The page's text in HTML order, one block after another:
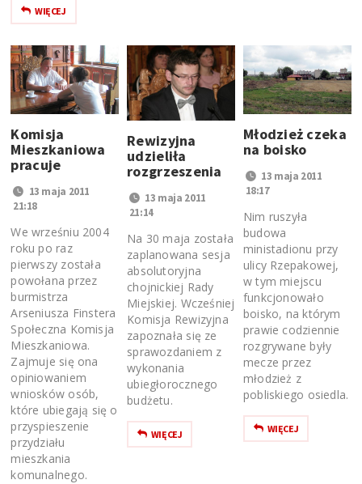
WIĘCEJ
Komisja
Mieszkaniowa
pracuje
13 maja 2011
21:18
We wrześniu 2004
roku po raz
pierwszy została
powołana przez
burmistrza
Arseniusza Finstera
Społeczna Komisja
Mieszkaniowa.
Zajmuje się ona
opiniowaniem
wniosków osób,
które ubiegają się o
przyspieszenie
przydziału
mieszkania
komunalnego.
Rewizyjna
udzieliła
rozgrzeszenia
13 maja 2011
21:14
Na 30 maja została
zaplanowana sesja
absolutoryjna
chojnickiej Rady
Miejskiej. Wcześniej
Komisja Rewizyjna
zapoznała się ze
sprawozdaniem z
wykonania
ubiegłorocznego
budżetu.
WIĘCEJ
Młodzież czeka
na boisko
13 maja 2011
18:17
Nim ruszyła
budowa
ministadionu przy
ulicy Rzepakowej,
w tym miejscu
funkcjonowało
boisko, na którym
prawie codziennie
rozgrywane były
mecze przez
młodzież z
pobliskiego osiedla.
WIĘCEJ